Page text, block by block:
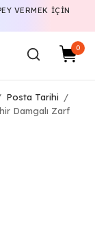
VERMEK IÇIN
0
Posta Tarihi
/
Damgalı Zarf